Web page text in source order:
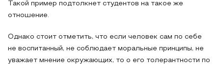
Такой пример подтолкнет студентов на такое же
отношение.
Однако стоит отметить, что если человек сам по себе
не воспитанный, не соблюдает моральные принципы, не
уважает мнение окружающих, то о его толерантности по